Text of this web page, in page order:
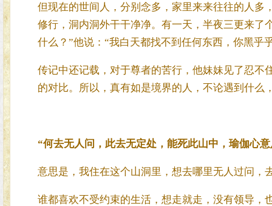
但现在的世间人，分别念多，家里来来往往的人多
修行，洞内洞外干干净净。有一天，半夜三更来了
什么？”他说：“我白天都找不到任何东西，你黑乎
传记中还记载，对于尊者的苦行，他妹妹见了忍不
的对比。所以，真有如是境界的人，不论遇到什么
“何去无人问，此去无定处，能死此山中，瑜伽心
意思是，我住在这个山洞里，想去哪里无人过问，
谁都喜欢不受约束的生活，想走就走，没有领导，